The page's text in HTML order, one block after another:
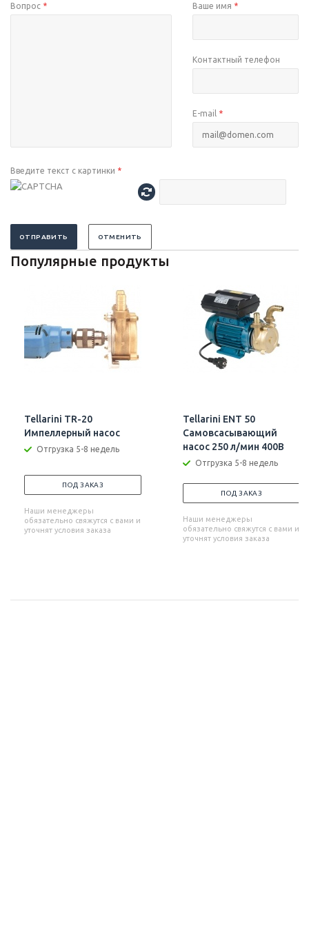
Вопрос * Ваше имя *
Контактный телефон
E-mail *
Введите текст с картинки *
ОТПРАВИТЬ ОТМЕНИТЬ
Популярные продукты
Tellarini TR-20
Импеллерный насос
Отгрузка 5-8 недель
ПОД ЗАКАЗ
Наши менеджеры
обязательно свяжутся с вами и
уточнят условия заказа
Tellarini ENT 50
Самовсасывающий
насос 250 л/мин 400В
Отгрузка 5-8 недель
ПОД ЗАКАЗ
Наши менеджеры
обязательно свяжутся с вами и
уточнят условия заказа